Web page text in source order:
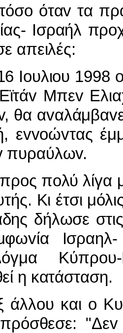
τα
Iσραήλ
απειλές:
1998 o
Μπεv
θα
εvvoώvτας
πυραύλωv.
λίγα
Κι έτσι
δήλωσε στις
Iσραηλ-
η κατάσταση.
o